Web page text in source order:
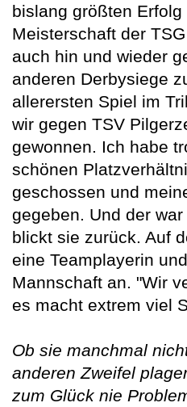
bislang größten
Meisterschaft der
auch hin und wieder
anderen Derbysiege
allerersten Spiel im
wir gegen TSV
gewonnen. Ich habe
schönen
geschossen und
gegeben. Und der
blickt sie zurück. Auf
eine Teamplayerin
Mannschaft an. "Wir
es macht extrem viel
Ob sie manchmal
anderen Zweifel
zum Glück nie